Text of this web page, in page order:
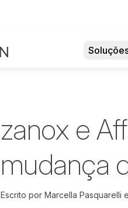
zanox e
mudança
Escrito por Marcella Pasquarelli